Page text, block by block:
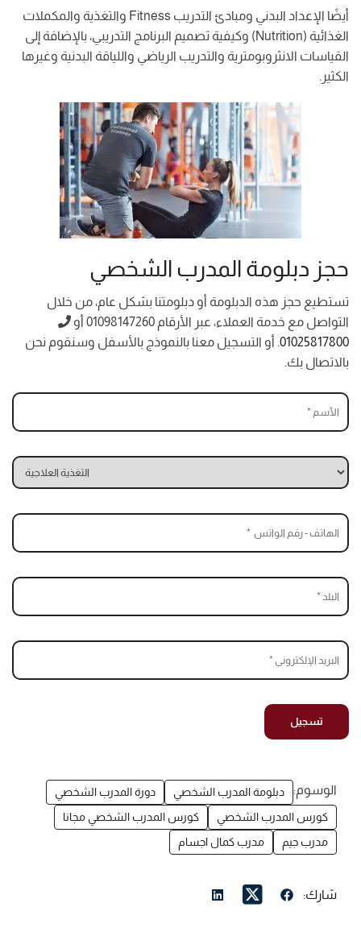
أيضًا الإعداد البدني ومبادئ التدريب Fitness والتغذية والمكملات
الغذائية (Nutrition) وكيفية تصميم البرنامج التدريبي، بالإضافة إلى
القياسات الانثروبومترية والتدريب الرياضي واللياقة البدنية وغيرها
الكثير.
حجز دبلومة المدرب الشخصي
تستطيع حجز هذه الدبلومة أو دبلومتنا بشكل عام، من خلال
التواصل مع خدمة العملاء، عبر الأرقام 01098147260 أو
01025817800. أو التسجيل معنا بالنموذج بالأسفل وسنقوم نحن
بالاتصال بك.
الوسوم: دبلومة المدرب الشخصي
دورة المدرب الشخصي
كورس المدرب الشخصي
كورس المدرب الشخصي مجانا
مدرب جيم
مدرب كمال اجسام
شارك: